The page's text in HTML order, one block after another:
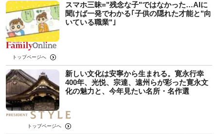
スマホ三昧="残念な子"ではなかった…AIに
聞けば一発でわかる｢子供の隠れた才能と"向
いている職業"｣
トップページへ
新しい文化は安寧から生まれる。寛永行幸
400年、光悦、宗達、遠州らが彩った寛永文
化の魅力と、今年見たい名所・名作選
トップページへ